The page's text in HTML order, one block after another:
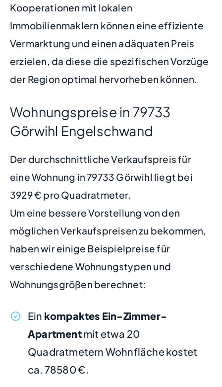
Kooperationen mit lokalen
Immobilienmaklern können eine effiziente
Vermarktung und einen adäquaten Preis
erzielen, da diese die spezifischen Vorzüge
der Region optimal hervorheben können.
Wohnungspreise in 79733
Görwihl Engelschwand
Der durchschnittliche Verkaufspreis für
eine Wohnung in 79733 Görwihl liegt bei
3929 € pro Quadratmeter.
Um eine bessere Vorstellung von den
möglichen Verkaufspreisen zu bekommen,
haben wir einige Beispielpreise für
verschiedene Wohnungstypen und
Wohnungsgrößen berechnet:
Ein kompaktes Ein-Zimmer-
Apartmentmit etwa 20
Quadratmetern Wohnfläche kostet
ca. 78580 €.